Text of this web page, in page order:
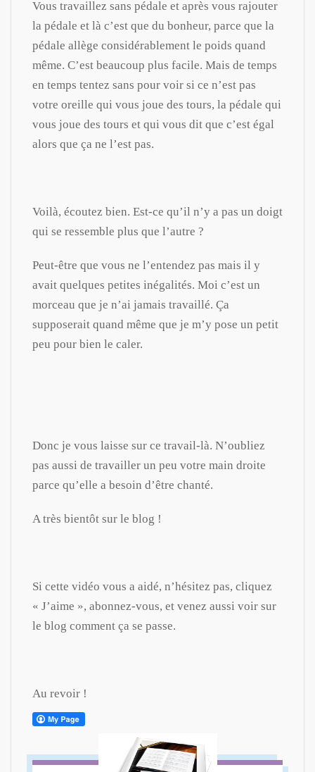
Vous travaillez sans pédale et après vous rajouter
la pédale et là c’est que du bonheur, parce que la
pédale allège considérablement le poids quand
même. C’est beaucoup plus facile. Mais de temps
en temps tentez sans pour voir si ce n’est pas
votre oreille qui vous joue des tours, la pédale qui
vous joue des tours et qui vous dit que c’est égal
alors que ça ne l’est pas.
Voilà, écoutez bien. Est-ce qu’il n’y a pas un doigt
qui se ressemble plus que l’autre ?
Peut-être que vous ne l’entendez pas mais il y
avait quelques petites inégalités. Moi c’est un
morceau que je n’ai jamais travaillé. Ça
supposerait quand même que je m’y pose un petit
peu pour bien le caler.
Donc je vous laisse sur ce travail-là. N’oubliez
pas aussi de travailler un peu votre main droite
parce qu’elle a besoin d’être chanté.
A très bientôt sur le blog !
Si cette vidéo vous a aidé, n’hésitez pas, cliquez
« J’aime », abonnez-vous, et venez aussi voir sur
le blog comment ça se passe.
Au revoir !